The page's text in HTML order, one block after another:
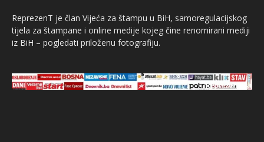
ReprezenT je član Vijeća za štampu u BiH, samoregulacijskog
tijela za štampane i online medije kojeg čine renomirani mediji
iz BiH – pogledati priloženu fotografiju.